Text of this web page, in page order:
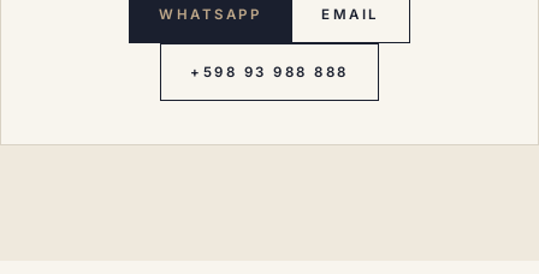
WHATSAPP EMAIL
+598 93 988 888